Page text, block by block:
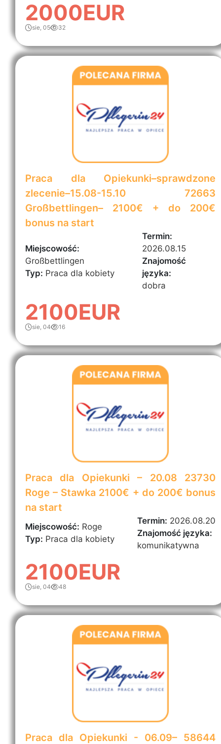
2000EUR
sie, 05 32
Praca dla Opiekunki–sprawdzone
zlecenie–15.08-15.10 72663
Großbettlingen– 2100€ + do 200€
bonus na start
Miejscowość:
Großbettlingen
Typ: Praca dla kobiety
Termin:
2026.08.15
Znajomość
języka:
dobra
2100EUR
sie, 04 16
Praca dla Opiekunki – 20.08 23730
Roge – Stawka 2100€ + do 200€ bonus
na start
Miejscowość: Roge
Typ: Praca dla kobiety
Termin: 2026.08.20
Znajomość języka:
komunikatywna
2100EUR
sie, 04 48
Praca dla Opiekunki - 06.09– 58644